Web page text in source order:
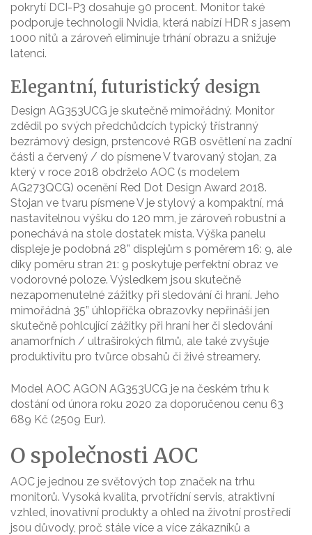
pokrytí DCI-P3 dosahuje 90 procent. Monitor také
podporuje technologii Nvidia, která nabízí HDR s jasem
1000 nitů a zároveň eliminuje trhání obrazu a snižuje
latenci.
Elegantní, futuristický design
Design AG353UCG je skutečně mimořádný. Monitor
zdědil po svých předchůdcích typický třístranný
bezrámový design, prstencové RGB osvětlení na zadní
části a červený / do písmene V tvarovaný stojan, za
který v roce 2018 obdrželo AOC (s modelem
AG273QCG) ocenění Red Dot Design Award 2018.
Stojan ve tvaru písmene V je stylový a kompaktní, má
nastavitelnou výšku do 120 mm, je zároveň robustní a
ponechává na stole dostatek místa. Výška panelu
displeje je podobná 28” displejům s poměrem 16: 9, ale
díky poměru stran 21: 9 poskytuje perfektní obraz ve
vodorovné poloze. Výsledkem jsou skutečně
nezapomenutelné zážitky při sledování či hraní. Jeho
mimořádná 35” úhlopříčka obrazovky nepřináší jen
skutečně pohlcující zážitky při hraní her či sledování
anamorfních / ultraširokých filmů, ale také zvyšuje
produktivitu pro tvůrce obsahů či živé streamery.
Model AOC AGON AG353UCG je na českém trhu k
dostání od února roku 2020 za doporučenou cenu 63
689 Kč (2509 Eur).
O společnosti AOC
AOC je jednou ze světových top značek na trhu
monitorů. Vysoká kvalita, prvotřídní servis, atraktivní
vzhled, inovativní produkty a ohled na životní prostředí
jsou důvody, proč stále více a více zákazníků a